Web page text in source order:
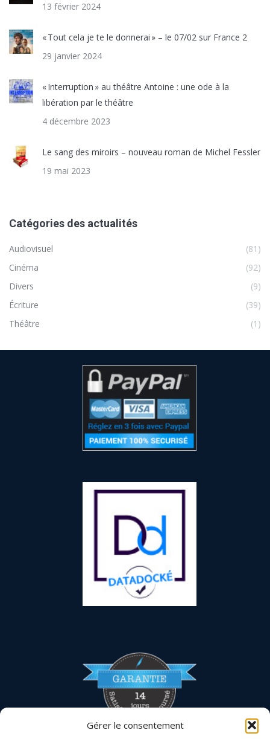
Gérer le consentement
13 février 2024
« Tout cela je te le donnerai » – le 07/02 sur France 2
29 janvier 2024
« Interruption » au théâtre Antoine : une ode à la
libération par le théâtre
4 décembre 2023
Le sang des miroirs – nouveau roman de Michel Fessler
19 mai 2023
Catégories des actualités
Audiovisuel
(81)
Cinéma
(92)
Divers
(9)
Écriture
(39)
Théâtre
(1)